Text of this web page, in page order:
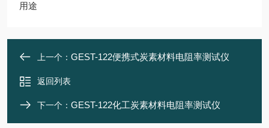
用途
上一个： GEST-122便携式炭素材料电阻率测试仪
返回列表
下一个： GEST-122化工炭素材料电阻率测试仪